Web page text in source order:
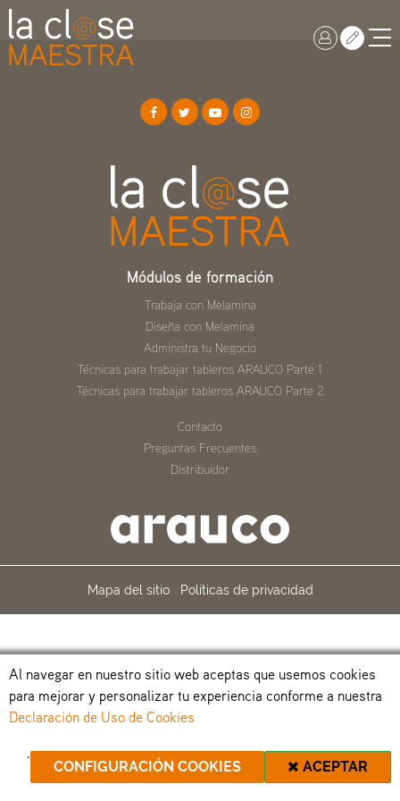
Módulos de formación
Trabaja con Melamina
Diseña con Melamina
Administra tu Negocio
Técnicas para trabajar tableros ARAUCO Parte 1
Técnicas para trabajar tableros ARAUCO Parte 2
Contacto
Preguntas Frecuentes
Distribuidor
Mapa del sitio Políticas de privacidad
Al navegar en nuestro sitio web aceptas que usemos cookies
para mejorar y personalizar tu experiencia conforme a nuestra
Declaración de Uso de Cookies
ACEPTAR
CONFIGURACIÓN COOKIES
.